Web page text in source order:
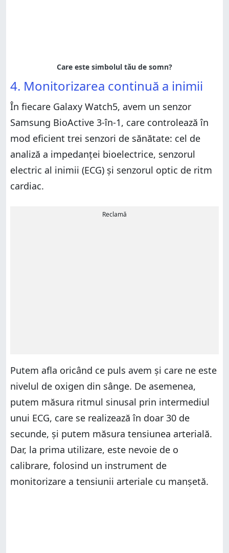
4. Monitorizarea continuă a inimii
În fiecare Galaxy Watch5, avem un senzor
Samsung BioActive 3-în-1, care controlează în
mod eficient trei senzori de sănătate: cel de
analiză a impedanței bioelectrice, senzorul
electric al inimii (ECG) și senzorul optic de ritm
cardiac.
Reclamă
Putem afla oricând ce puls avem și care ne este
nivelul de oxigen din sânge. De asemenea,
putem măsura ritmul sinusal prin intermediul
unui ECG, care se realizează în doar 30 de
secunde, și putem măsura tensiunea arterială.
Dar, la prima utilizare, este nevoie de o
calibrare, folosind un instrument de
monitorizare a tensiunii arteriale cu manșetă.